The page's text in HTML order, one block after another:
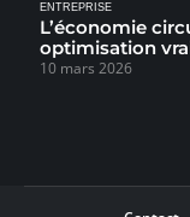
ENTREPRISE
L’économie
optimisation
10 mars 2026